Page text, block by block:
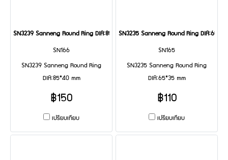
SN3239 Sanneng Round Ring DIA:85*40 mm
SN166
SN3239 Sanneng Round Ring
DIA:85*40 mm
฿150
เปรียบเทียบ
SN3235 Sanneng Round Ring DIA:65*35
SN165
SN3235 Sanneng Round Ring
DIA:65*35 mm
฿110
เปรียบเทียบ